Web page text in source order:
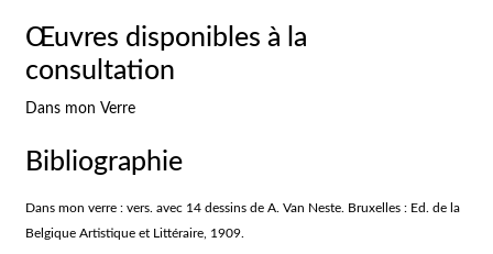
Œuvres disponibles à la
consultation
Dans mon Verre
Bibliographie
Dans mon verre : vers. avec 14 dessins de A. Van Neste. Bruxelles : Ed. de la
Belgique Artistique et Littéraire, 1909.